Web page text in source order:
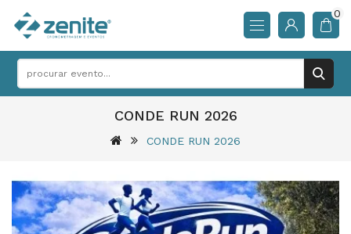
0
CONDE RUN 2026
CONDE RUN 2026